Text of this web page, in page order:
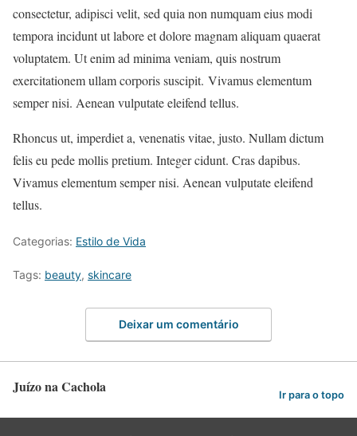
consectetur, adipisci velit, sed quia non numquam eius modi
tempora incidunt ut labore et dolore magnam aliquam quaerat
voluptatem. Ut enim ad minima veniam, quis nostrum
exercitationem ullam corporis suscipit. Vivamus elementum
semper nisi. Aenean vulputate eleifend tellus.
Rhoncus ut, imperdiet a, venenatis vitae, justo. Nullam dictum
felis eu pede mollis pretium. Integer cidunt. Cras dapibus.
Vivamus elementum semper nisi. Aenean vulputate eleifend
tellus.
Categorias: Estilo de Vida
Tags: beauty, skincare
Deixar um comentário
Juízo na Cachola Ir para o topo